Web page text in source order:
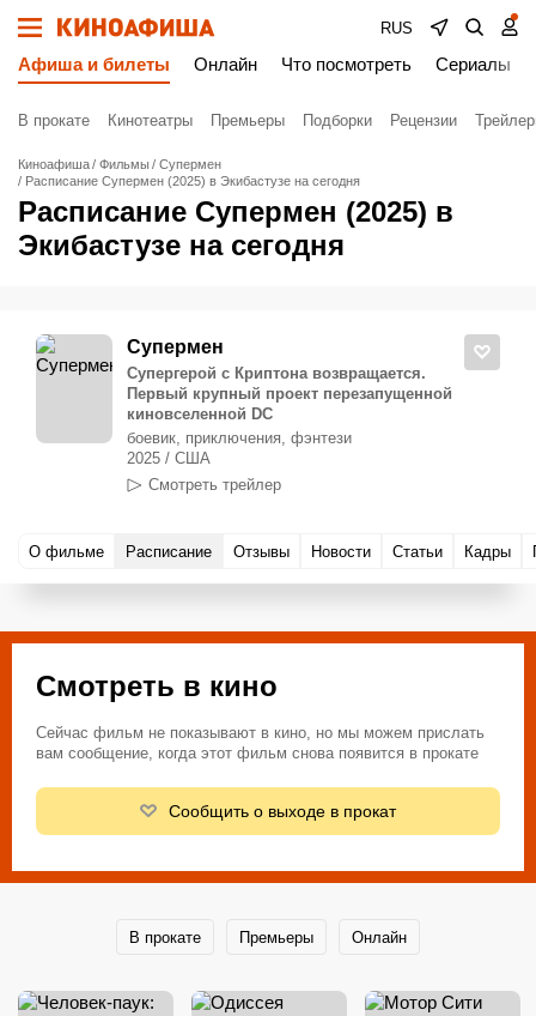
RUS
Афиша и билеты Онлайн Что посмотреть Сериалы
В прокате Кинотеатры Премьеры Подборки Рецензии
Киноафиша Фильмы
Супермен
Расписание Супермен (2025) в Экибастузе на сегодня
Расписание Супермен (2025) в
Экибастузе на сегодня
Супермен
Супергерой с Криптона возвращается.
Первый крупный проект перезапущенной
киновселенной DC
боевик, приключения, фэнтези
2025 / США
Смотреть трейлер
О фильме Расписание Отзывы Новости Статьи Кадры
Смотреть в кино
Сейчас фильм не показывают в кино, но мы можем прислать
вам сообщение, когда этот фильм снова появится в прокате
Сообщить о выходе в прокат
В прокате Премьеры Онлайн